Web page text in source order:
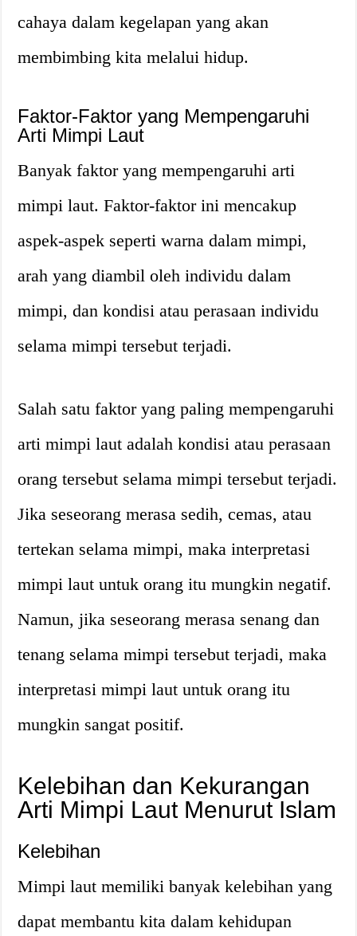
cahaya dalam kegelapan yang akan
membimbing kita melalui hidup.
Faktor-Faktor yang Mempengaruhi
Arti Mimpi Laut
Banyak faktor yang mempengaruhi arti
mimpi laut. Faktor-faktor ini mencakup
aspek-aspek seperti warna dalam mimpi,
arah yang diambil oleh individu dalam
mimpi, dan kondisi atau perasaan individu
selama mimpi tersebut terjadi.
Salah satu faktor yang paling mempengaruhi
arti mimpi laut adalah kondisi atau perasaan
orang tersebut selama mimpi tersebut terjadi.
Jika seseorang merasa sedih, cemas, atau
tertekan selama mimpi, maka interpretasi
mimpi laut untuk orang itu mungkin negatif.
Namun, jika seseorang merasa senang dan
tenang selama mimpi tersebut terjadi, maka
interpretasi mimpi laut untuk orang itu
mungkin sangat positif.
Kelebihan dan Kekurangan
Arti Mimpi Laut Menurut Islam
Kelebihan
Mimpi laut memiliki banyak kelebihan yang
dapat membantu kita dalam kehidupan